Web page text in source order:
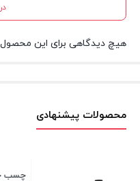
هیچ دیدگاهی برای این
محصولات پیشنهادی
چسب چوب شمال یک لیتری